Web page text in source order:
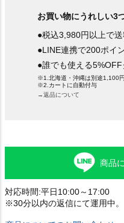
お買い物にうれしい3
●税込3,980円以上で
●LINE連携で200ポイ
●誰でも使える
※1.北海道・沖縄は別途1,100
※2.カートに自動付与
→返品について
商品
対応時間:平日10:00～17:00
※30分以内の返信にて運用中。